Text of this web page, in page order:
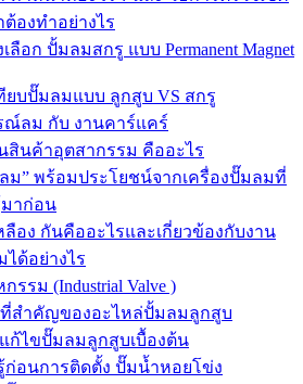
องทำอย่างไร
ลือก ปั้มลมสกรู แบบ Permanent Magnet
ยบปั๊มลมแบบ ลูกสูบ VS สกรู
ลม กับ งานคาร์แคร์
สินค้าอุตสากรรม คืออะไร
ม” พร้อมประโยชน์จากเครื่องปั๊มลมที่
าก่อน
อง กันคืออะไรและเกี่ยวข้องกับงาน
ด้อย่างไร
รรม (Industrial Valve )
สำคัญของอะไหล่ปั้มลมลูกสูบ
ก้ไขปั๊มลมลูกสูบเบื้องต้น
ก่อนการติดตั้ง ปั๊มน้ำหอยโข่ง